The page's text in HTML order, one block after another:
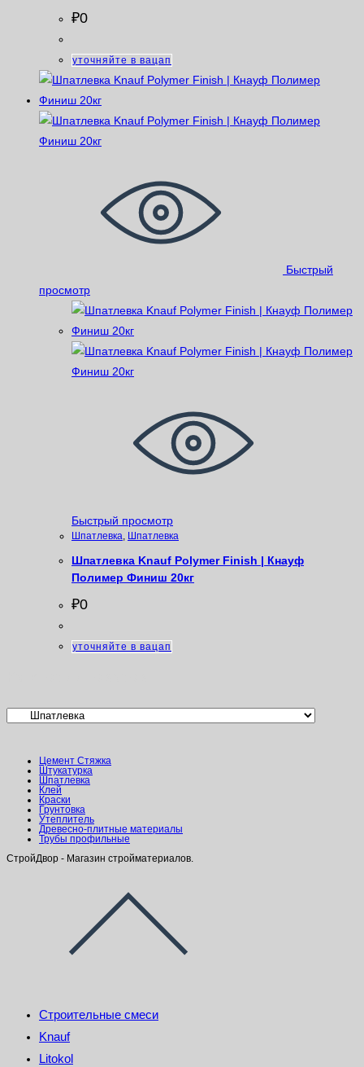
₽0
уточняйте в вацап
Быстрый
просмотр
Быстрый просмотр
Шпатлевка, Шпатлевка
Шпатлевка Knauf Polymer Finish | Кнауф
Полимер Финиш 20кг
₽0
уточняйте в вацап
Цемент Стяжка
Штукатурка
Шпатлевка
Клей
Краски
Грунтовка
Утеплитель
Древесно-плитные материалы
Трубы профильные
СтройДвор - Магазин стройматериалов.
Строительные смеси
Knauf
Litokol